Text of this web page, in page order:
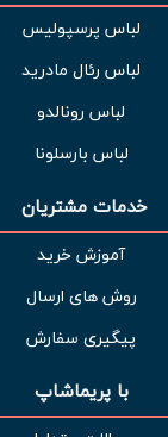
لباس پرسپولیس
لباس رئال مادرید
لباس رونالدو
لباس بارسلونا
خدمات مشتریان
آموزش خرید
روش های ارسال
پیگیری سفارش
با پریماشاپ